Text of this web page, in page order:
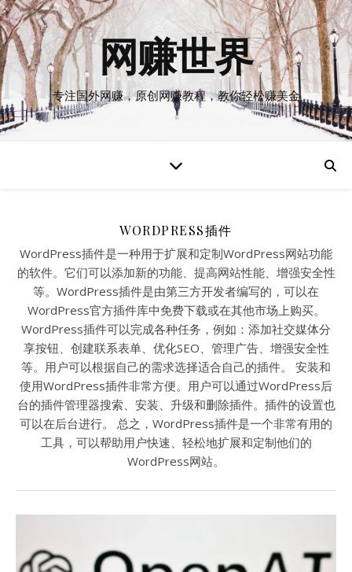
网赚世界
专注国外网赚，原创网赚教程，教你轻松赚美金
WORDPRESS插件
WordPress插件是一种用于扩展和定制WordPress网站功能
的软件。它们可以添加新的功能、提高网站性能、增强安全性
等。WordPress插件是由第三方开发者编写的，可以在
WordPress官方插件库中免费下载或在其他市场上购买。
WordPress插件可以完成各种任务，例如：添加社交媒体分
享按钮、创建联系表单、优化SEO、管理广告、增强安全性
等。用户可以根据自己的需求选择适合自己的插件。 安装和
使用WordPress插件非常方便。用户可以通过WordPress后
台的插件管理器搜索、安装、升级和删除插件。插件的设置也
可以在后台进行。 总之，WordPress插件是一个非常有用的
工具，可以帮助用户快速、轻松地扩展和定制他们的
WordPress网站。